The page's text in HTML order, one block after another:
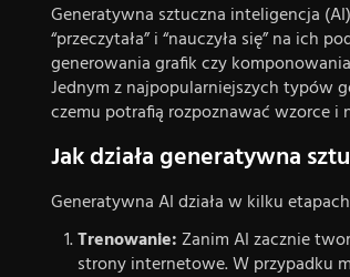
Generatywna sztuczna inteligencja
“przeczytała” i “nauczyła się” na
generowania grafik czy
Jednym z najpopularniejszych typów
czemu potrafią rozpoznawać wzorce
Jak działa generatywna
Generatywna AI działa w kilku
Trenowanie:Zanim AI zacznie
strony internetowe. W przypadku